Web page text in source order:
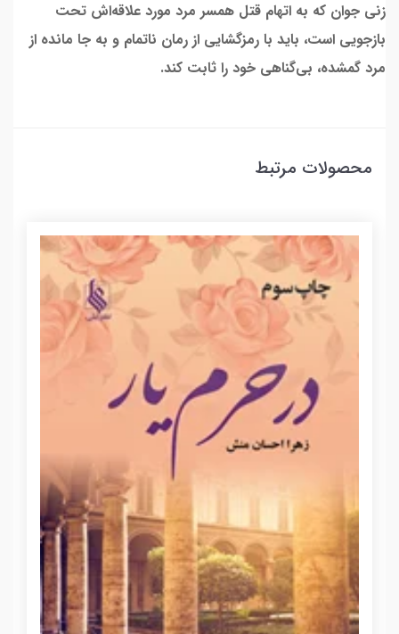
زنی جوان که به اتهام قتل همسر مرد مورد علاقه‌اش تحت
بازجویی است، باید با رمزگشایی از رمان ناتمام و به جا مانده از
مرد گمشده، بی‌گناهی خود را ثابت کند.
محصولات مرتبط